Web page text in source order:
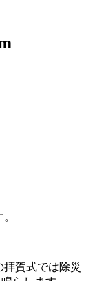
拝賀式では除災